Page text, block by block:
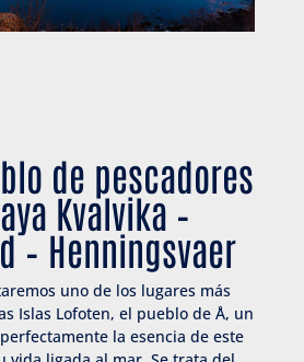
de pescadores
Kvalvika –
– Henningsvaer
uno de los lugares más
Islas Lofoten, el pueblo de Å, un
la esencia de este